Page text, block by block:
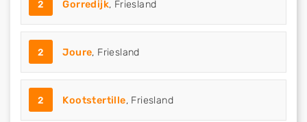
2 Gorredijk, Friesland
2 Joure, Friesland
2 Kootstertille, Friesland